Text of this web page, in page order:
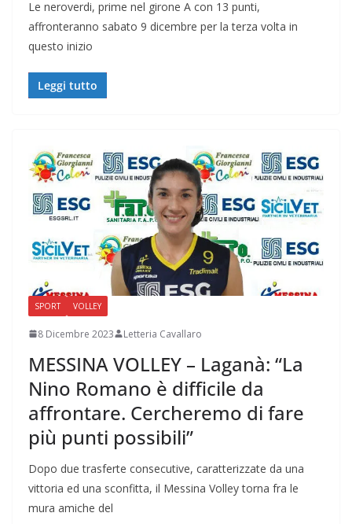
Le neroverdi, prime nel girone A con 13 punti,
affronteranno sabato 9 dicembre per la terza volta in
questo inizio
Leggi tutto
SPORT VOLLEY
8 Dicembre 2023 Letteria Cavallaro
MESSINA VOLLEY – Laganà: “La
Nino Romano è difficile da
affrontare. Cercheremo di fare
più punti possibili”
Dopo due trasferte consecutive, caratterizzate da una
vittoria ed una sconfitta, il Messina Volley torna fra le
mura amiche del